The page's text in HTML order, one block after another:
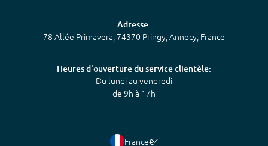
Adresse:
78 Allée Primavera, 74370 Pringy, Annecy, France
Heures d'ouverture du service clientèle:
Du lundi au vendredi
de 9h à 17h
France€